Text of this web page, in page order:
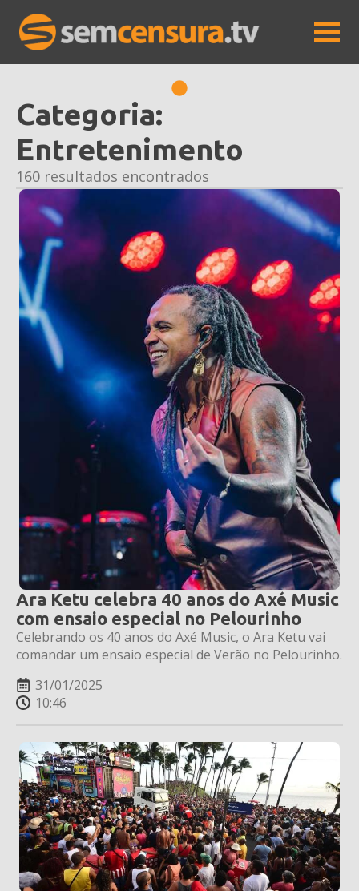
Categoria:
Entretenimento
160 resultados encontrados
Ara Ketu celebra 40 anos do Axé Music
com ensaio especial no Pelourinho
Celebrando os 40 anos do Axé Music, o Ara Ketu vai
comandar um ensaio especial de Verão no Pelourinho.
31/01/2025
10:46